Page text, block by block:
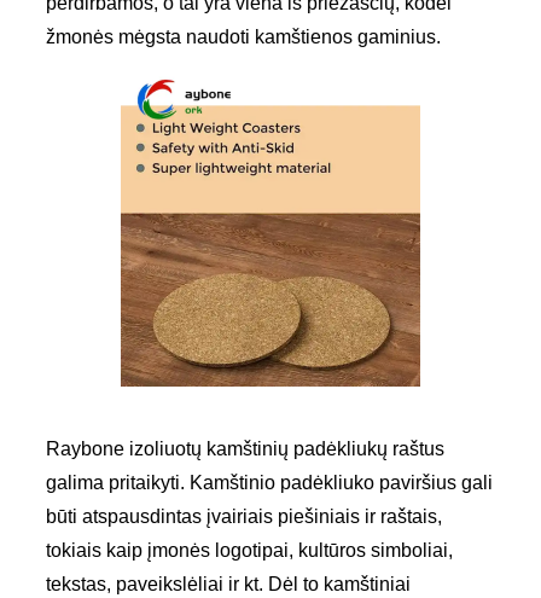
žmonės mėgsta naudoti kamštienos gaminius.
Raybone izoliuotų kamštinių padėkliukų raštus
galima pritaikyti. Kamštinio padėkliuko paviršius gali
būti atspausdintas įvairiais piešiniais ir raštais,
tokiais kaip įmonės logotipai, kultūros simboliai,
tekstas, paveikslėliai ir kt. Dėl to kamštiniai